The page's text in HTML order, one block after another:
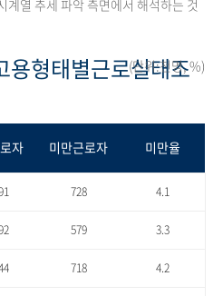
계열 추세 파악 측면에서 해석하는 것
용형태별근로실태조
(단위:천명, %)
자 미만근로자 미만율
728 4.1
579 3.3
718 4.2